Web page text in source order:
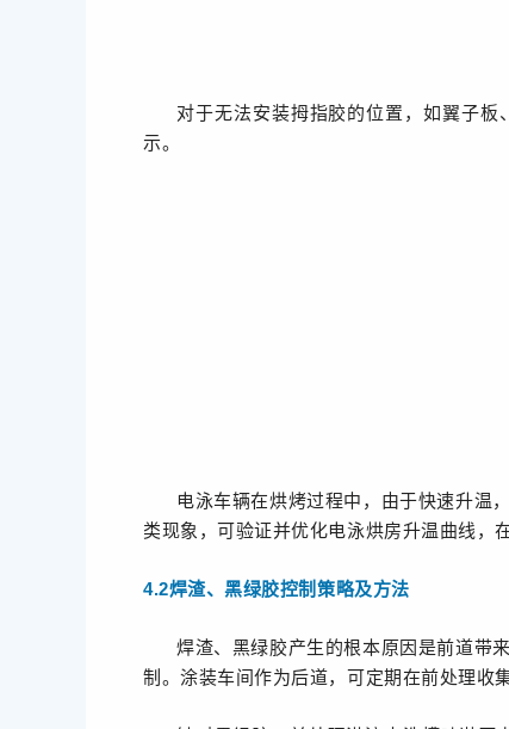
对于无法安装拇指胶的位置，如翼子
示。
电泳车辆在烘烤过程中，由于快速升温
类现象，可验证并优化电泳烘房升温曲线，
4.2焊渣、黑绿胶控制策略及方法
焊渣、黑绿胶产生的根本原因是前道带
制。涂装车间作为后道，可定期在前处理收